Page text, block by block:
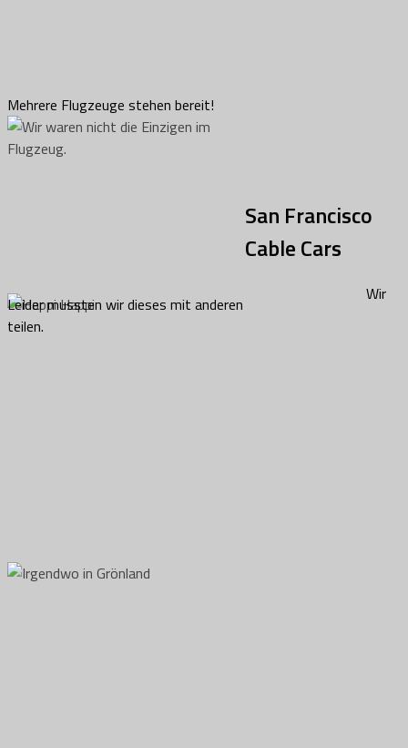
Mehrere Flugzeuge stehen bereit!
Leider mussten wir dieses mit anderen
teilen.
San Francisco
Cable Cars
Wir